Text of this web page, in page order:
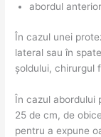
abordul anterior
În cazul unei
lateral sau în
șoldului, chirurgul
În cazul abordului
25 de cm, de
pentru a expune